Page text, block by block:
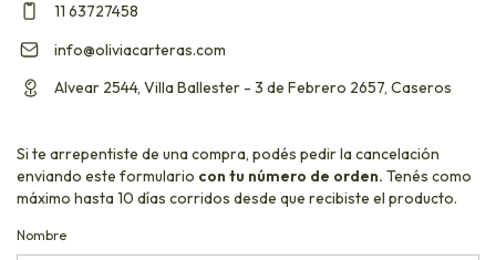
11 63727458
info@oliviacarteras.com
Alvear 2544, Villa Ballester - 3 de Febrero 2657, Caseros
Si te arrepentiste de una compra, podés pedir la cancelación
enviando este formulario con tu número de orden. Tenés como
máximo hasta 10 días corridos desde que recibiste el producto.
Nombre